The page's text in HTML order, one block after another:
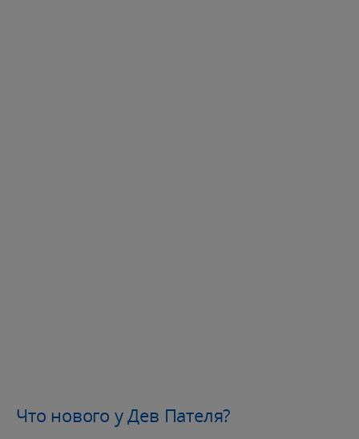
Что нового у Дев Пателя?